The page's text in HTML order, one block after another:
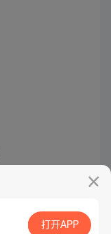
打开APP